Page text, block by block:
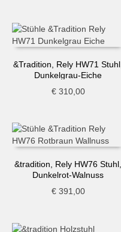
&Tradition, Rely HW71 Stuhl,
Dunkelgrau-Eiche
€310,00
&tradition, Rely HW76 Stuhl,
Dunkelrot-Walnuss
€391,00